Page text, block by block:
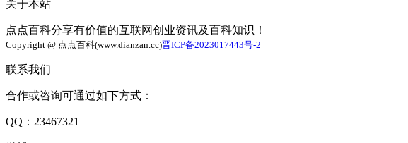
关于本站
点点百科分享有价值的互联网创业资讯及百科知识！
Copyright @ 点点百科(www.dianzan.cc)晋ICP备2023017443号-2
联系我们
合作或咨询可通过如下方式：
QQ：23467321